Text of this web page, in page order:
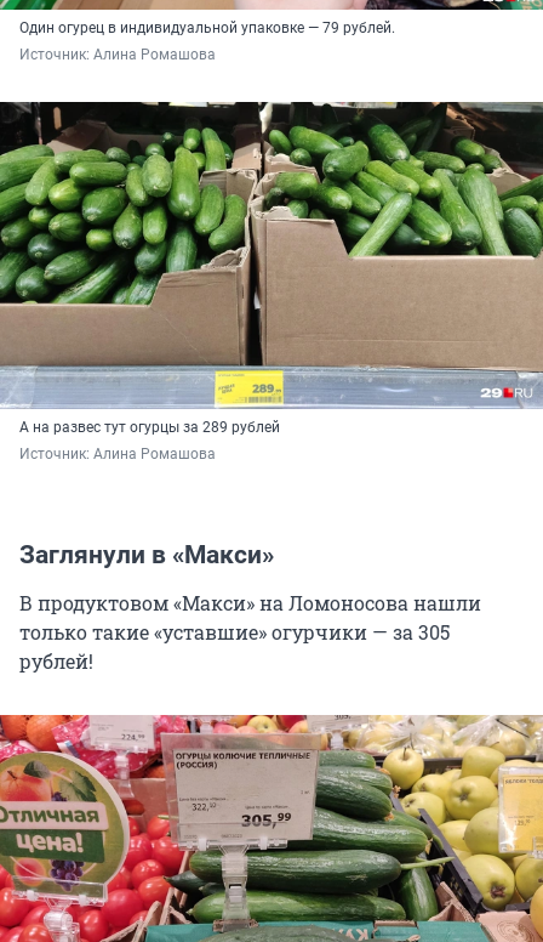
Один огурец в индивидуальной упаковке — 79 рублей.
Источник: Алина Ромашова
А на развес тут огурцы за 289 рублей
Источник: Алина Ромашова
Заглянули в «Макси»
В продуктовом «Макси» на Ломоносова нашли
только такие «уставшие» огурчики — за 305
рублей!